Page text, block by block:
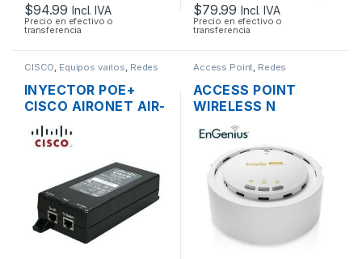
$94.99 Incl. IVA
Precio en efectivo o
transferencia
$79.99 Incl. IVA
Precio en efectivo o
transferencia
CISCO Equipos varios Redes
INYECTOR POE+
CISCO AIRONET AIR-
PWRINJ4= 30W
802.3 AF/AT
Access Point Redes
ACCESS POINT
WIRELESS N
ENGENIUS EAP300
2.4GHZ 300MBPS +